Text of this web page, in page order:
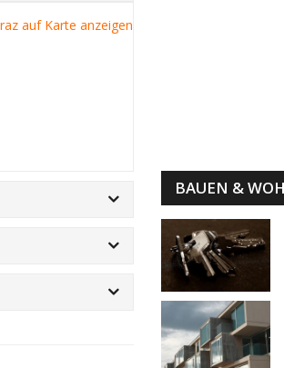
auf Karte anzeigen
BAUEN &